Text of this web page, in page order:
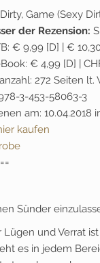
Dirty, Game (Sexy
der Rezension:
€ 9,99 [D] | €
€ 4,99 [D] |
272 Seiten lt.
3-453-58063-3
am:
kaufen
Sünder
und Verrat
es in jedem